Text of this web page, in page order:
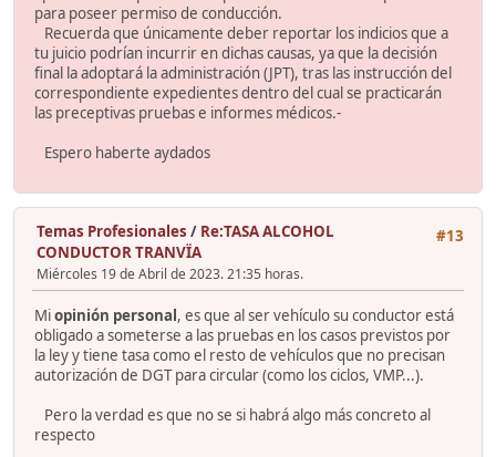
para poseer permiso de conducción.
Recuerda que únicamente deber reportar los indicios que a
tu juicio podrían incurrir en dichas causas, ya que la decisión
final la adoptará la administración (JPT), tras las instrucción del
correspondiente expedientes dentro del cual se practicarán
las preceptivas pruebas e informes médicos.-
Espero haberte aydados
#13
Temas Profesionales / Re:TASA ALCOHOL
CONDUCTOR TRANVÏA
Miércoles 19 de Abril de 2023. 21:35 horas.
Miopinión personal, es que al ser vehículo su conductor está
obligado a someterse a las pruebas en los casos previstos por
la ley y tiene tasa como el resto de vehículos que no precisan
autorización de DGT para circular (como los ciclos, VMP...).
Pero la verdad es que no se si habrá algo más concreto al
respecto